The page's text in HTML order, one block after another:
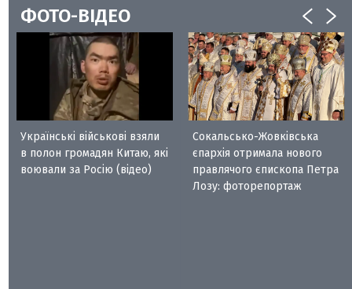
ФОТО-ВІДЕО
Українські військові взяли
в полон громадян Китаю, які
воювали за Росію (відео)
Сокальсько-Жовківська
єпархія отримала нового
правлячого єпископа Петра
Лозу: фоторепортаж